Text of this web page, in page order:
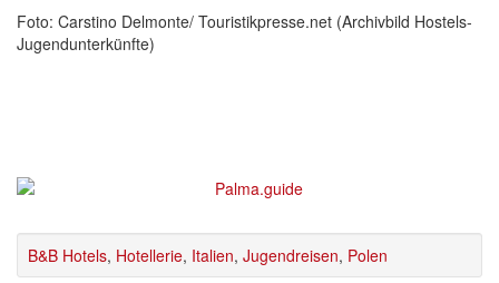
Foto: Carstino Delmonte/ Touristikpresse.net (Archivbild Hostels-
Jugendunterkünfte)
B&B Hotels, Hotellerie, Italien, Jugendreisen, Polen